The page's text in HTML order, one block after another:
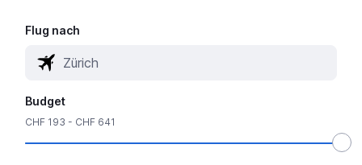
Flug nach
Budget
CHF 193 - CHF 641